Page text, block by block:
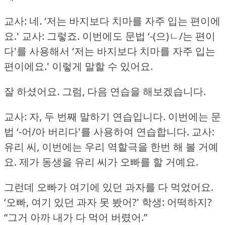
교사: 네. ‘저는 바지보다 치마를 자주 입는 편이에
요.' 교사: 그렇죠. 이번에도 문법 ‘-(으)ㄴ/는 편이
다'를 사용해서 ‘저는 바지보다 치마를 자주 입는
편이에요.' 이렇게 말할 수 있어요.
잘 하셨어요. 그럼, 다음 연습을 해보겠습니다.
교사: 자, 두 번째 말하기 연습입니다. 이번에는 문
법 ‘-어/아 버리다'를 사용하여 연습합니다. 교사:
유리 씨, 이번에는 우리 역할극을 한번 해 볼 거예
요. 제가 동생을 유리 씨가 오빠를 할 거예요.
그런데 오빠가 여기에 있던 과자를 다 먹었어요.
‘오빠, 여기 있던 과자 못 봤어?' 학생: 어떡하지?
“그거 아까 내가 다 먹어 버렸어.”